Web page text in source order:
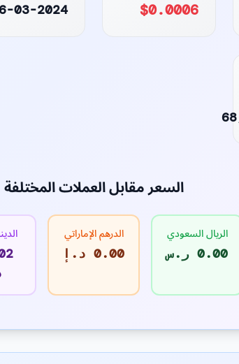
$0.0006
03-2024
السعر مقابل العملات المختلفة
الريال السعودي
0.00 ر.س
الدرهم الإماراتي
0.00 د.إ